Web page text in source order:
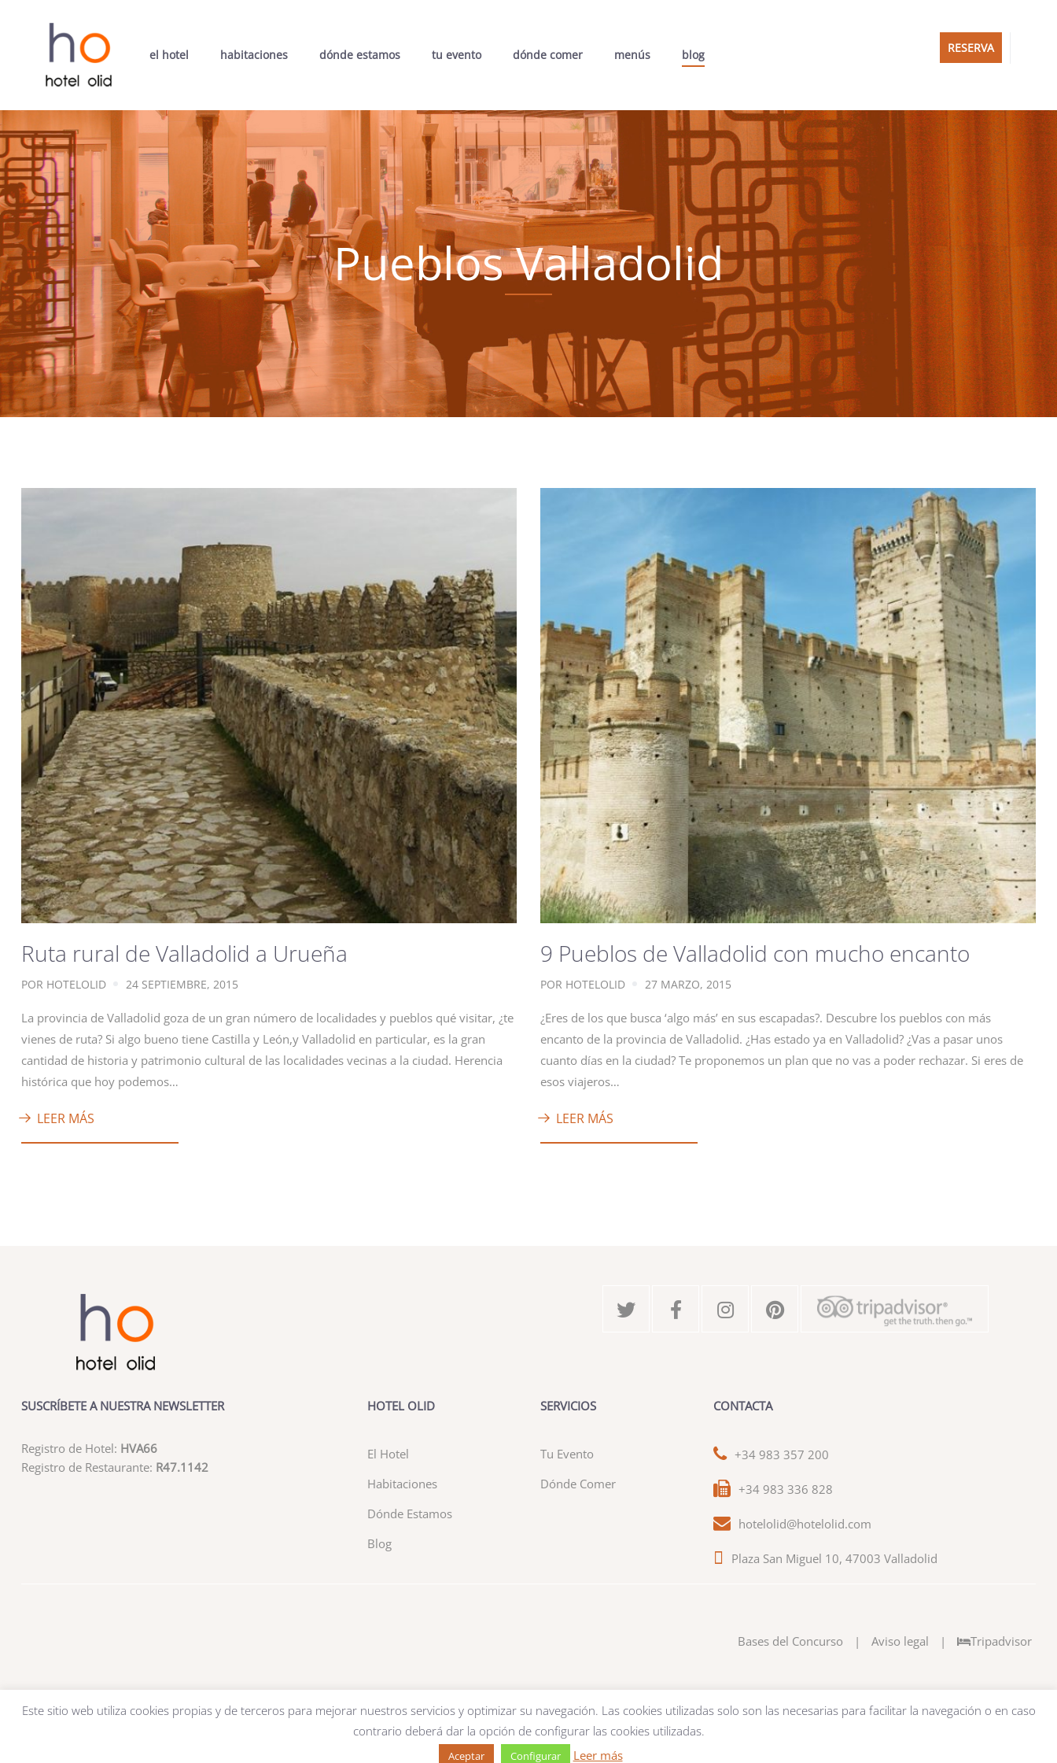
el hotel habitaciones dónde estamos tu evento dónde comer menús blog RESERVA
Pueblos Valladolid
Ruta rural de Valladolid a Urueña
POR HOTELOLID 24 SEPTIEMBRE, 2015
La provincia de Valladolid goza de un gran número de localidades y pueblos qué visitar, ¿te
vienes de ruta? Si algo bueno tiene Castilla y León,y Valladolid en particular, es la gran
cantidad de historia y patrimonio cultural de las localidades vecinas a la ciudad. Herencia
histórica que hoy podemos…
LEER MÁS
9 Pueblos de Valladolid con mucho encanto
POR HOTELOLID 27 MARZO, 2015
¿Eres de los que busca ‘algo más’ en sus escapadas?. Descubre los pueblos con más
encanto de la provincia de Valladolid. ¿Has estado ya en Valladolid? ¿Vas a pasar unos
cuanto días en la ciudad? Te proponemos un plan que no vas a poder rechazar. Si eres de
esos viajeros…
LEER MÁS
SUSCRÍBETE A NUESTRA NEWSLETTER
Registro de Hotel: HVA66
Registro de Restaurante: R47.1142
HOTEL OLID
El Hotel
Habitaciones
Dónde Estamos
Blog
SERVICIOS
Tu Evento
Dónde Comer
CONTACTA
+34 983 357 200
+34 983 336 828
hotelolid@hotelolid.com
Plaza San Miguel 10, 47003 Valladolid
Bases del Concurso | Aviso legal | Tripadvisor
Este sitio web utiliza cookies propias y de terceros para mejorar nuestros servicios y optimizar su navegación. Las cookies utilizadas solo son las necesarias para facilitar la navegación o en caso
contrario deberá dar la opción de configurar las cookies utilizadas.
Aceptar Configurar Leer más